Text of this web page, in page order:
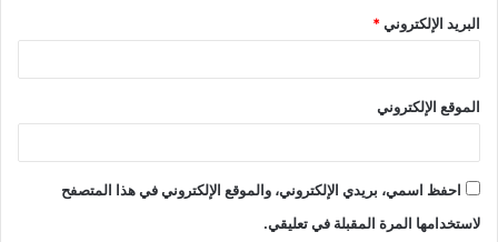
البريد الإلكتروني*
الموقع الإلكتروني
احفظ اسمي، بريدي الإلكتروني، والموقع الإلكتروني في هذا المتصفح
لاستخدامها المرة المقبلة في تعليقي.